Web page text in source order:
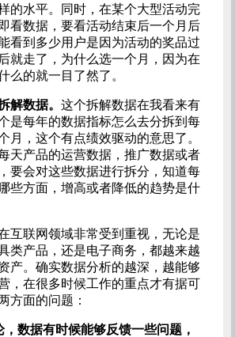
的水平。同时，在某个大型活动完
看数据，要看活动结束后一个月后
看到多少用户是因为活动的奖品过
就走了，为什么选一个月，因为在
么的就一目了然了。
解数据。 这个拆解数据在我看来有
是每年的数据指标怎么去分拆到每
月，这个有点绩效驱动的意思了。
天产品的运营数据，推广数据或者
要会对这些数据进行拆分，知道每
些方面，增高或者降低的趋势是什
互联网领域非常受到重视，无论是
类产品，还是电子商务，都越来越
产。确实数据分析的越深，越能够
，在很多时候工作的重点才有据可
方面的问题：
数据有时候能够反馈一些问题，